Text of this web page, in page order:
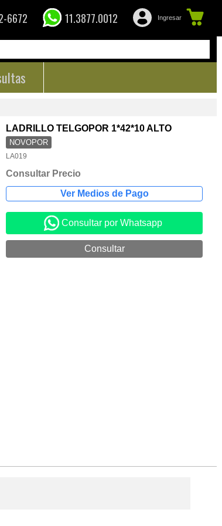
6672 11.3877.0012 Ingresar
LADRILLO TELGOPOR 1*42*10 ALTO
NOVOPOR
LA019
Consultar Precio
Consultar por Whatsapp